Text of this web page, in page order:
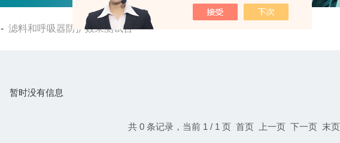
-滤料和呼吸器防护效果测试台
暂时没有信息
共 0 条记录，当前 1 / 1 页 首页 上一页 下一页 末